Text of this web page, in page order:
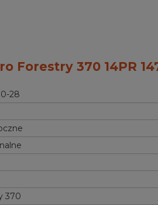
Forestry 370 14PR
28
370